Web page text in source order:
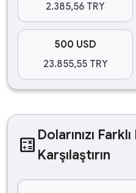
2.385,56 TRY
500 USD
23.855,55 TRY
calculate Dolarınızı
Karşılaştırın